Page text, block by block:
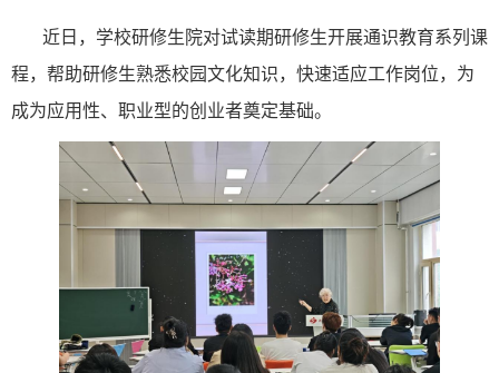
近日，学校研修生院对试读期研修生开展通识教育系列课
程， 帮助研修生熟悉校园文化知识，快速适应工作岗位，为
成为应用性、职业型的创业者奠定基础。